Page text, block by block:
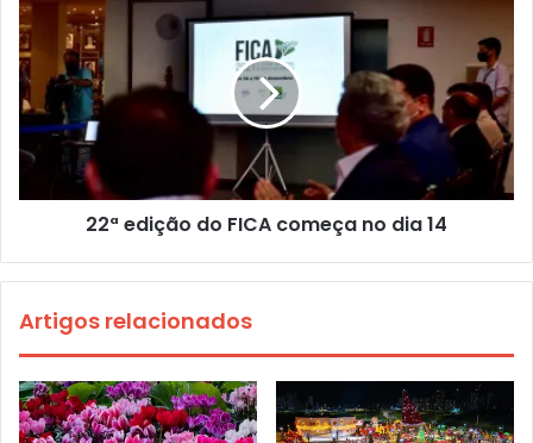
22ª edição do FICA começa no dia 14
Artigos relacionados